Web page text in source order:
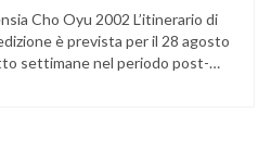
Cho Oyu 2002 L’itinerario di
è prevista per il 28 agosto
settimane nel periodo post-